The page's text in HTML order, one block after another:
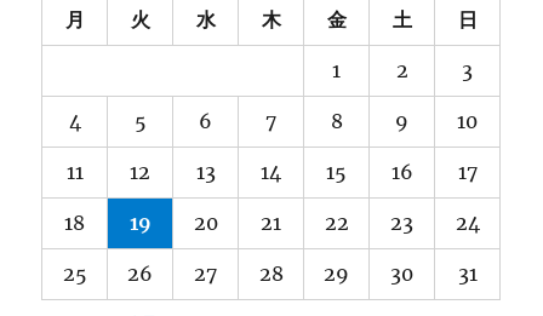
月 火 水 木 金 土 日
1 2 3
4 5 6 7 8 9 10
11 12 13 14 15 16 17
18 19 20 21 22 23 24
25 26 27 28 29 30 31